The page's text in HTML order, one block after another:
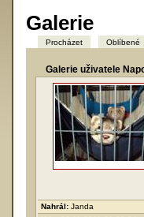
Galerie
Procházet Oblíbené
Galerie uživatele
Nahrál: Janda